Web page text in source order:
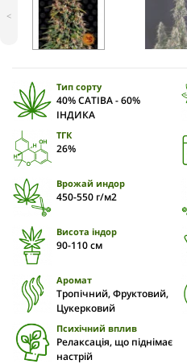
<
Тип сорту
40% САТІВА - 60%
ІНДИКА
ТГК
26%
Врожай индор
450-550 г/м2
Висота індор
90-110 cм
Аромат
Тропічний, Фруктовий,
Цукерковий
Психічний вплив
Релаксація, що піднімає
настрій